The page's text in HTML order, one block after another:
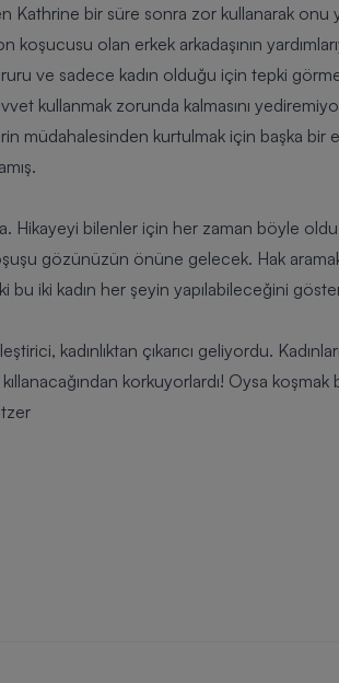
Kathrine bir süre sonra zor kullanarak onu
koşucusu olan erkek arkadaşının
ve sadece kadın olduğu için tepki
kullanmak zorunda kalmasını
müdahalesinden kurtulmak için başka bir
Hikayeyi bilenler için her zaman böyle
gözünüzün önüne gelecek. Hak
iki kadın her şeyin yapılabileceğini
kadınlıktan çıkarıcı geliyordu.
korkuyorlardı! Oysa koşmak